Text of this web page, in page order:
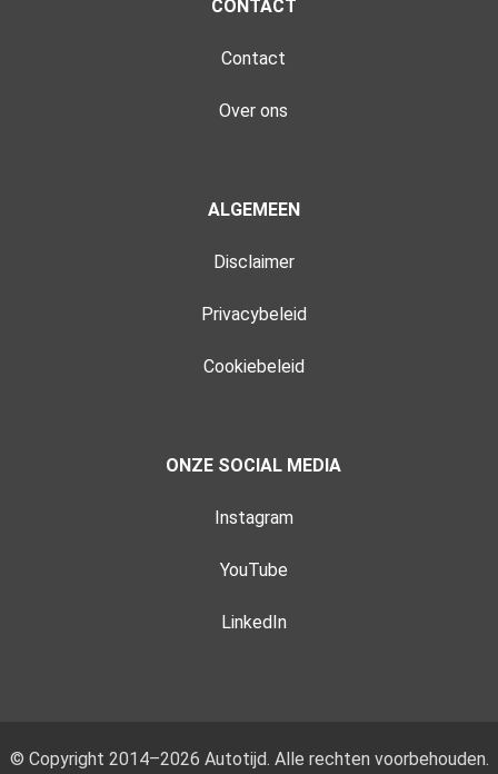
CONTACT
Contact
Over ons
ALGEMEEN
Disclaimer
Privacybeleid
Cookiebeleid
ONZE SOCIAL MEDIA
Instagram
YouTube
LinkedIn
© Copyright 2014–2026 Autotijd. Alle rechten voorbehouden.